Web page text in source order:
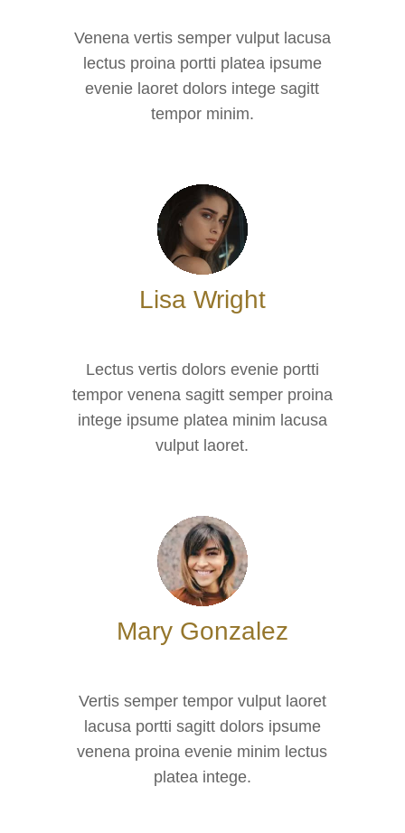
Venena vertis semper vulput lacusa
lectus proina portti platea ipsume
evenie laoret dolors intege sagitt
tempor minim.
Lisa Wright
Lectus vertis dolors evenie portti
tempor venena sagitt semper proina
intege ipsume platea minim lacusa
vulput laoret.
Mary Gonzalez
Vertis semper tempor vulput laoret
lacusa portti sagitt dolors ipsume
venena proina evenie minim lectus
platea intege.